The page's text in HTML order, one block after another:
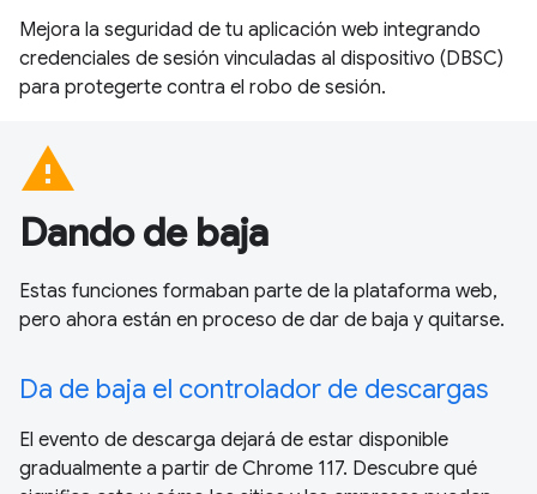
Mejora la seguridad de tu aplicación web integrando
credenciales de sesión vinculadas al dispositivo (DBSC)
para protegerte contra el robo de sesión.
warning
Dando de baja
Estas funciones formaban parte de la plataforma web,
pero ahora están en proceso de dar de baja y quitarse.
Da de baja el controlador de descargas
El evento de descarga dejará de estar disponible
gradualmente a partir de Chrome 117. Descubre qué